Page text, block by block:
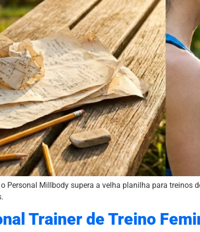
Personal Millbody supera a velha planilha para
Trainer de Treino